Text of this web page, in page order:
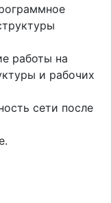
работы на
и рабочих
сети после